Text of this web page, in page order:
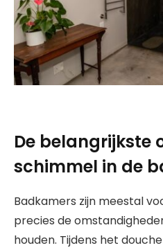
De belangrijkste
schimmel in de
Badkamers zijn meestal
precies de
houden. Tijdens het